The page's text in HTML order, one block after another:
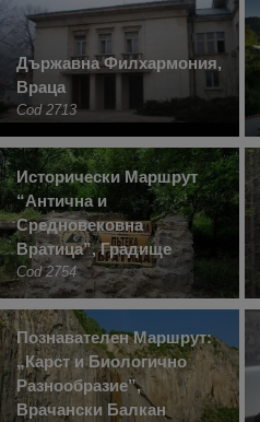
Държавна Филхармония,
Враца
Cod 2713
Исторически Маршрут
“Антична и
Средновековна
Вратица”, Градище
Cod 2754
Познавателен Маршрут:
„Карст и Биологично
Разнообразие”,
Врачански Балкан